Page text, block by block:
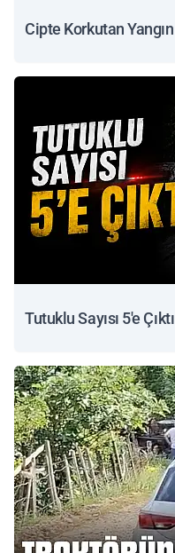
Cipte Korkutan Yangın
Tutuklu Sayısı 5'e Çıktı